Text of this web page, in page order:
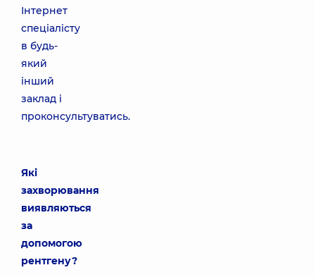
Інтернет
спеціалісту
в будь-
який
інший
заклад і
проконсультуватись.
Які
захворювання
виявляються
за
допомогою
рентгену?